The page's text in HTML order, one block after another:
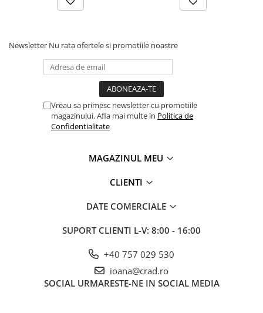
Newsletter Nu rata ofertele si promotiile noastre
Vreau sa primesc newsletter cu promotiile
magazinului. Afla mai multe in Politica de
Confidentialitate
MAGAZINUL MEU
CLIENTI
DATE COMERCIALE
SUPORT CLIENTI L-V: 8:00 - 16:00
+40 757 029 530
ioana@crad.ro
SOCIAL URMARESTE-NE IN SOCIAL MEDIA